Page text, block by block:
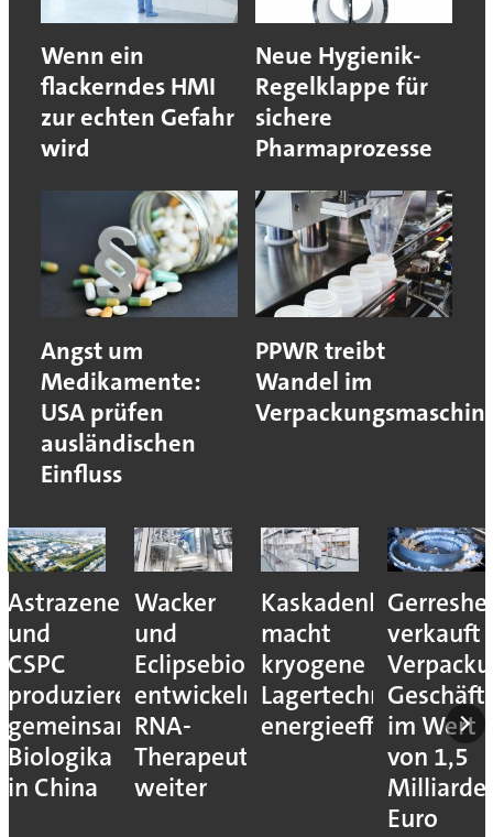
Wenn ein
flackerndes HMI
zur echten Gefahr
wird
Neue Hygienik-
Regelklappe für
sichere
Pharmaprozesse
Angst um
Medikamente:
USA prüfen
ausländischen
Einfluss
PPWR treibt
Wandel im
Astrazeneca
und
CSPC
produzieren
gemeinsam
Biologika
in China
Wacker
und
Eclipsebio
entwickeln
RNA-
Therapeutika
weiter
Kaskadenkonzept
macht
kryogene
Lagertechnik
energieeffizienter
verkauft
im Wert
von 1,5
Euro